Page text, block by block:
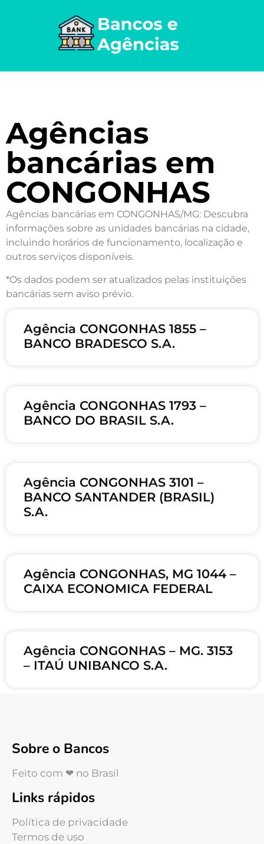
Agências
bancárias em
CONGONHAS
Agências bancárias em CONGONHAS/MG: Descubra
informações sobre as unidades bancárias na cidade,
incluindo horários de funcionamento, localização e
outros serviços disponíveis.
*Os dados podem ser atualizados pelas instituições
bancárias sem aviso prévio.
Agência CONGONHAS 1855 –
BANCO BRADESCO S.A.
Agência CONGONHAS 1793 –
BANCO DO BRASIL S.A.
Agência CONGONHAS 3101 –
BANCO SANTANDER (BRASIL)
S.A.
Agência CONGONHAS, MG 1044 –
CAIXA ECONOMICA FEDERAL
Agência CONGONHAS – MG. 3153
– ITAÚ UNIBANCO S.A.
Sobre o Bancos
Feito com ❤ no Brasil
Links rápidos
Política de privacidade
Termos de uso